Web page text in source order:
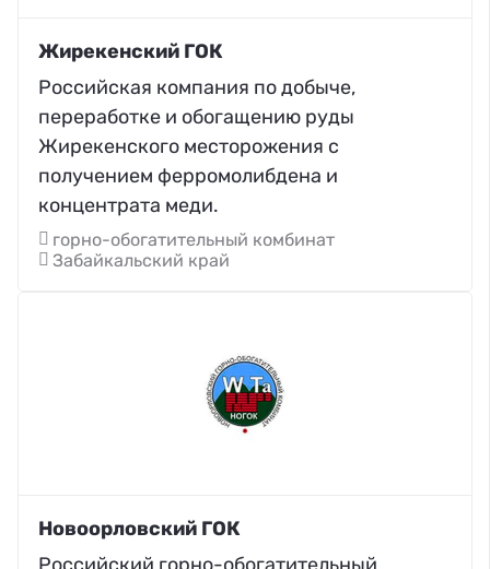
Жирекенский ГОК
Российская компания по добыче,
переработке и обогащению руды
Жирекенского месторожения с
получением ферромолибдена и
концентрата меди.
горно-обогатительный комбинат
Забайкальский край
Новоорловский ГОК